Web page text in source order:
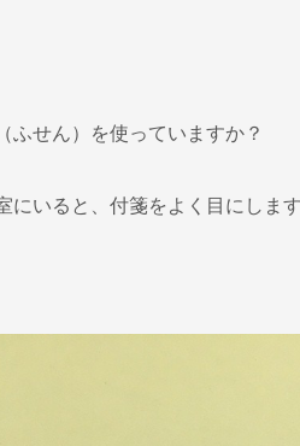
ふせん）を使っていますか？
にいると、付箋をよく目にしま